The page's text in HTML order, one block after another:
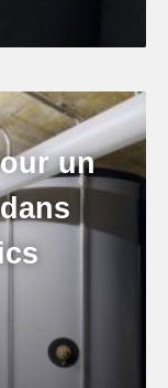
un